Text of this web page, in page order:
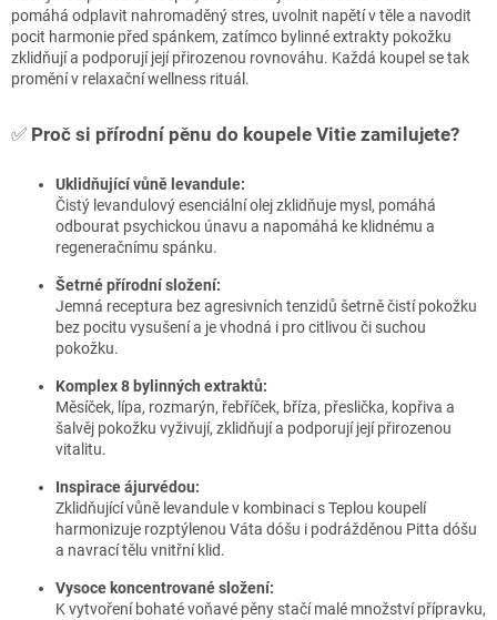
pomáhá odplavit nahromaděný stres, uvolnit napětí v těle a navodit
pocit harmonie před spánkem, zatímco bylinné extrakty pokožku
zklidňují a podporují její přirozenou rovnováhu. Každá koupel se tak
promění v relaxační wellness rituál.
✅ Proč si přírodní pěnu do koupele Vitie zamilujete?
Uklidňující vůně levandule:
Čistý levandulový esenciální olej zklidňuje mysl, pomáhá
odbourat psychickou únavu a napomáhá ke klidnému a
regeneračnímu spánku.
Šetrné přírodní složení:
Jemná receptura bez agresivních tenzidů šetrně čistí pokožku
bez pocitu vysušení a je vhodná i pro citlivou či suchou
pokožku.
Komplex 8 bylinných extraktů:
Měsíček, lípa, rozmarýn, řebříček, bříza, přeslička, kopřiva a
šalvěj pokožku vyživují, zklidňují a podporují její přirozenou
vitalitu.
Inspirace ájurvédou:
Zklidňující vůně levandule v kombinaci s Teplou koupelí
harmonizuje rozptýlenou Váta dóšu i podrážděnou Pitta dóšu
a navrací tělu vnitřní klid.
Vysoce koncentrované složení:
K vytvoření bohaté voňavé pěny stačí malé množství přípravku,